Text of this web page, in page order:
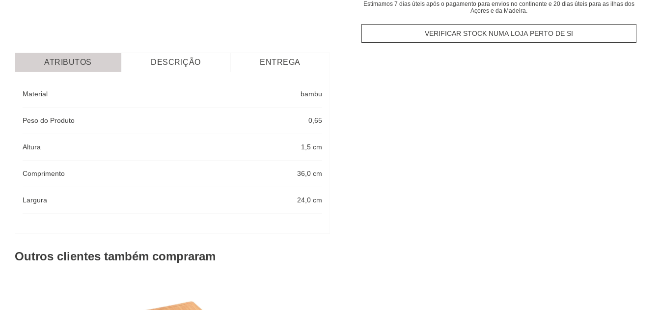
Estimamos 7 dias úteis após o pagamento para envios no continente e 20 dias úteis para as ilhas dos
Açores e da Madeira.
VERIFICAR STOCK NUMA LOJA PERTO DE SI
ATRIBUTOS DESCRIÇÃO ENTREGA
Material bambu
Peso do Produto 0,65
Altura 1,5 cm
Comprimento 36,0 cm
Largura 24,0 cm
Outros clientes também compraram